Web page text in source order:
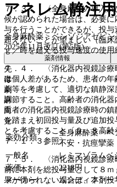
７．３． 〈全身麻酔の導入及
候が認められた場合は、必要
与を行うことができるが、投
超えないことが望ましい（臨
ｇ／時を超える投与速度の使用
７．４． 〈消化器内視鏡診療
は個人差があるため、患者の
薬等を考慮して、適切な鎮静
調節すること。高齢者の消化
重者の消化器内視鏡診療時の
を踏まえ初回投与量及び追加
とを考慮すること〔９．８高
７．１．３参照〕。
７．５． 〈消化器内視鏡診療
前に本剤を総投与量として８
果が得られない場合は、本剤投
アネレム静注
全身麻酔薬 > ベンゾジアゼピ
2025年11月改訂(第5版)
薬剤情報
先
毒
劇
麻
向
覚
薬効分類
全身麻酔薬 >
不安・抗痙攣薬
一般名
レミマゾラム
薬価
2218円
メーカー
ムンディファー